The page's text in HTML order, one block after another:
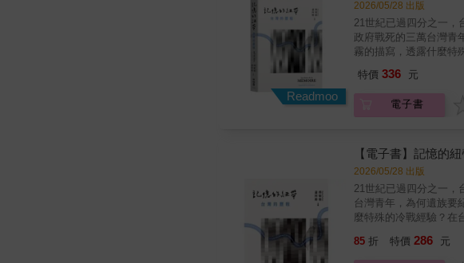
孀妻子奧特華舉牌抗議
一九四九年之後，來台
治為主旨、且契合當時
唱反調的異議者而成階
太陽與運動的機會，
年，柯旗化被中學同
慈與慷慨，卻也為他
繼續傳承捍衛民主的精
育唔，加入高砂義勇隊
日本老兵的口述「他們
飢……」〈被排除的美味
漢人餐桌上扮演著不可
等待了六十一年，始
張敏之遺屬王培五及
筍，而是用來防衛與盛
主的道路上，卻成為
明兇手殺害，成為民
回溯至清末開港時期，
灣人而言是呼吸自由的
孀妻子奧特華舉牌抗議
一九四九年之後，來台
唱反調的異議者而成階
Readmoo
2026/05/28 出版
21世紀已過四分之一，
政府戰死的三萬台灣青
霧的描寫，透露什麼特
記憶及認同，國家地
特價 336 元
電子書
【電子書】記憶的
2026/05/28 出版
21世紀已過四分之一，
台灣青年，為何遺族要
麼特殊的冷戰經驗？在
85 折 特價 286 元